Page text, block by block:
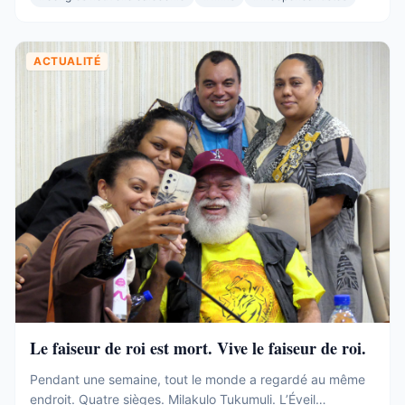
ACTUALITÉ
Le faiseur de roi est mort. Vive le faiseur de roi.
Pendant une semaine, tout le monde a regardé au même
endroit. Quatre sièges. Milakulo Tukumuli. L’Éveil